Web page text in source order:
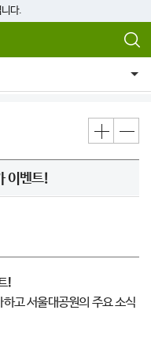
다.
이벤트!
!
고 서울대공원의 주요 소식